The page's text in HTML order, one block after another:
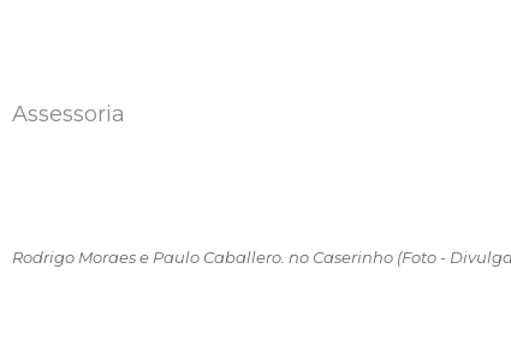
Assessoria
Rodrigo Moraes e Paulo Caballero. no Caserinho (Foto -